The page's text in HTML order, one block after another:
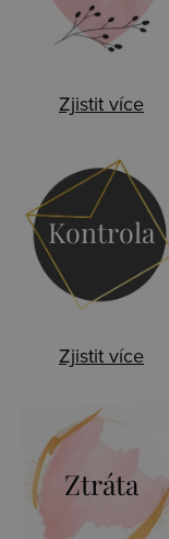
Zjistit více
Kontrola
Zjistit více
Ztráta